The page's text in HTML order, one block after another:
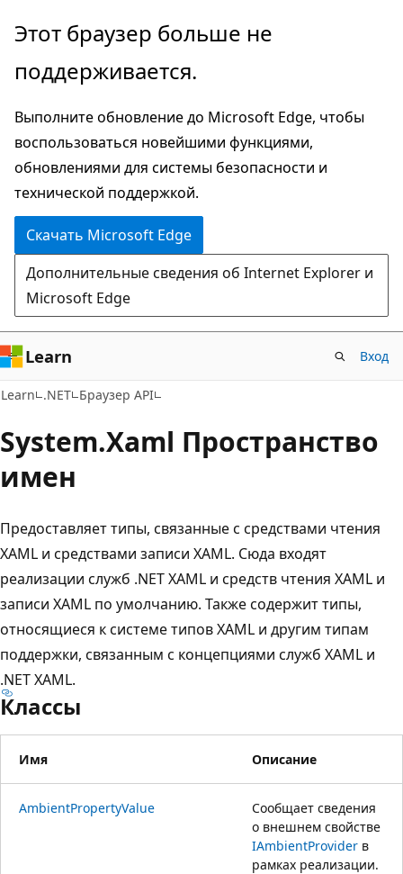
Пропустить
перейти
основному
содержимому
Переход
навигации
странице
Этот браузер больше не
поддерживается.
Выполните обновление до Microsoft Edge, чтобы
воспользоваться новейшими функциями,
обновлениями для системы безопасности и
технической поддержкой.
Скачать Microsoft Edge
Дополнительные сведения об Internet Explorer и
Microsoft Edge
Learn Вход
Learn .NET Браузер API
System.Xaml Пространство
имен
Предоставляет типы, связанные с средствами чтения
XAML и средствами записи XAML. Сюда входят
реализации служб .NET XAML и средств чтения XAML и
записи XAML по умолчанию. Также содержит типы,
относящиеся к системе типов XAML и другим типам
поддержки, связанным с концепциями служб XAML и
.NET XAML.
Классы
Имя Описание
AmbientPropertyValue
Сообщает сведения
о внешнем свойстве
IAmbientProvider в
рамках реализации.